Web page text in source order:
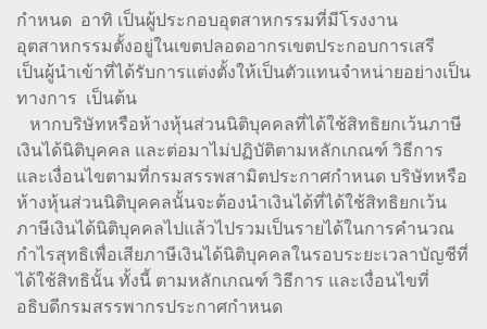
กำหนด อาทิ เป็นผู้ประกอบอุตสาหกรรมที่มีโรงงาน
อุตสาหกรรมตั้งอยู่ในเขตปลอดอากรเขตประกอบการเสรี
เป็นผู้นำเข้าที่ได้รับการแต่งตั้งให้เป็นตัวแทนจำหน่ายอย่างเป็น
ทางการ เป็นต้น
หากบริษัทหรือห้างหุ้นส่วนนิติบุคคลที่ได้ใช้สิทธิยกเว้นภาษี
เงินได้นิติบุคคล และต่อมาไม่ปฏิบัติตามหลักเกณฑ์ วิธีการ
และเงื่อนไขตามที่กรมสรรพสามิตประกาศกำหนด บริษัทหรือ
ห้างหุ้นส่วนนิติบุคคลนั้นจะต้องนำเงินได้ที่ได้ใช้สิทธิยกเว้น
ภาษีเงินได้นิติบุคคลไปแล้วไปรวมเป็นรายได้ในการคำนวณ
กำไรสุทธิเพื่อเสียภาษีเงินได้นิติบุคคลในรอบระยะเวลาบัญชีที่
ได้ใช้สิทธินั้น ทั้งนี้ ตามหลักเกณฑ์ วิธีการ และเงื่อนไขที่
อธิบดีกรมสรรพากรประกาศกำหนด